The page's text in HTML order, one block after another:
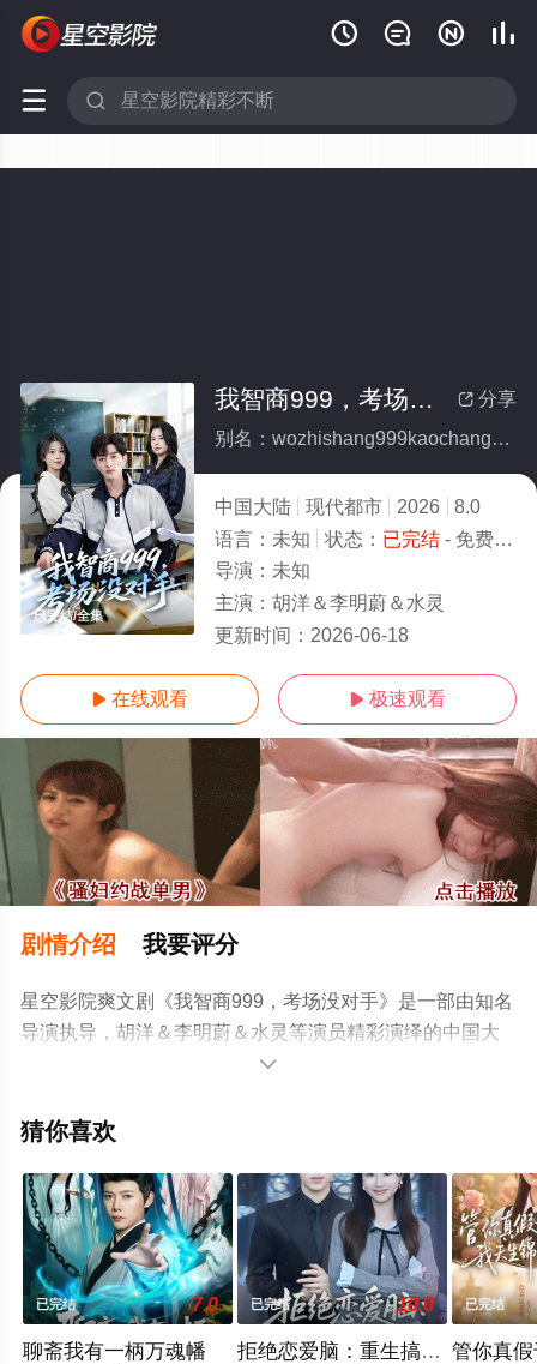
   
 
已完结/全集
 分享
我智商999，考场没对手(全集)
别名：wozhishang999kaochangmeiduishou
中国大陆 现代都市 2026
8.0
语言： 未知 状态： 已完结- 免费在线观看
导演： 未知
主演： 胡洋＆李明蔚＆水灵
更新时间： 2026-06-18
 在线观看  极速观看
剧情介绍 我要评分
星空影院爽文剧《我智商999，考场没对手》是一部由知名
导演执导，胡洋＆李明蔚＆水灵等演员精彩演绎的中国大
陆电视剧，大结局剧情已揭晓（已完结），手机免费观看
息可移步至豆瓣电视剧、电视猫或剧情网等平台了解。

猜你喜欢
已完结 7.0
聊斋我有一柄万魂幡
已完结 10.0
拒绝恋爱脑：重生搞事业
已完结
管你真